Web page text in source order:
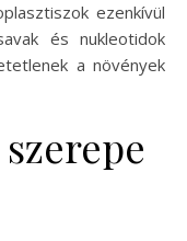
ezenkívül
és nukleotidok
a növények